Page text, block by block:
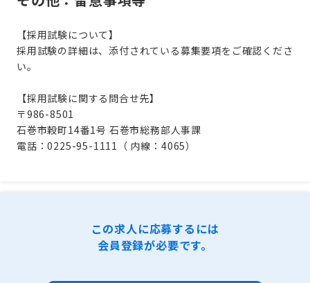
【採用試験について】
採用試験の詳細は、添付されている募集要項をご確認くださ
い。
【採用試験に関する問合せ先】
〒986-8501
石巻市穀町14番1号 石巻市総務部人事課
電話：0225-95-1111（ 内線：4065）
この求人に応募するには
会員登録が必要です。